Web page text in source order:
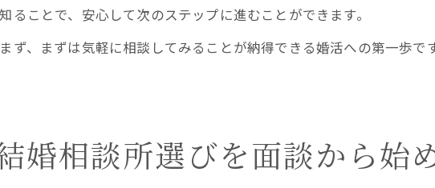
ることで、安心して次のステップに進むことができます。
ず、まずは気軽に相談してみることが納得できる婚活への第一歩で
婚相談所選びを面談から始